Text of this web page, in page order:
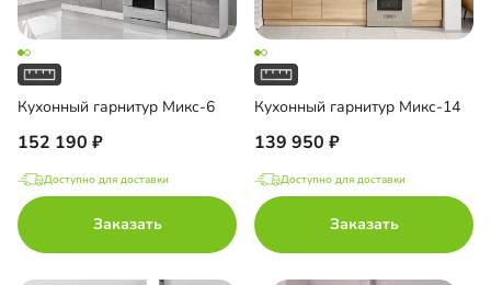
Кухонный гарнитур Микс-6
152 190
Доступно для доставки
Заказать
Кухонный гарнитур Микс-14
139 950
Доступно для доставки
Заказать